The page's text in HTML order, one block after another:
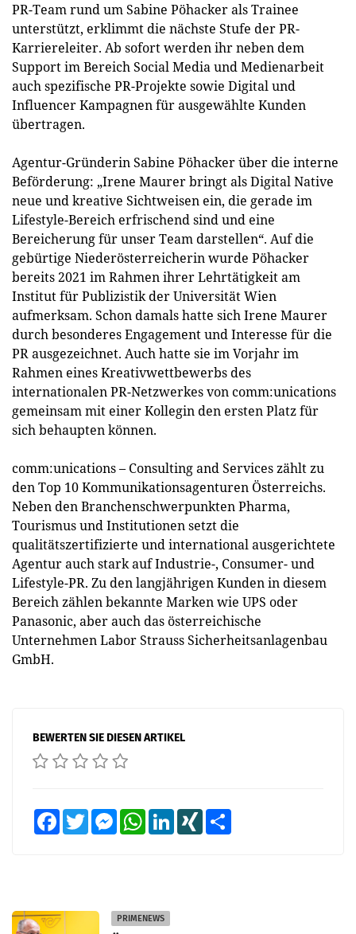
PR-Team rund um Sabine Pöhacker als Trainee
unterstützt, erklimmt die nächste Stufe der PR-
Karriereleiter. Ab sofort werden ihr neben dem
Support im Bereich Social Media und Medienarbeit
auch spezifische PR-Projekte sowie Digital und
Influencer Kampagnen für ausgewählte Kunden
übertragen.
Agentur-Gründerin Sabine Pöhacker über die interne
Beförderung: „Irene Maurer bringt als Digital Native
neue und kreative Sichtweisen ein, die gerade im
Lifestyle-Bereich erfrischend sind und eine
Bereicherung für unser Team darstellen“. Auf die
gebürtige Niederösterreicherin wurde Pöhacker
bereits 2021 im Rahmen ihrer Lehrtätigkeit am
Institut für Publizistik der Universität Wien
aufmerksam. Schon damals hatte sich Irene Maurer
durch besonderes Engagement und Interesse für die
PR ausgezeichnet. Auch hatte sie im Vorjahr im
Rahmen eines Kreativwettbewerbs des
internationalen PR-Netzwerkes von comm:unications
gemeinsam mit einer Kollegin den ersten Platz für
sich behaupten können.
comm:unications – Consulting and Services zählt zu
den Top 10 Kommunikationsagenturen Österreichs.
Neben den Branchenschwerpunkten Pharma,
Tourismus und Institutionen setzt die
qualitätszertifizierte und international ausgerichtete
Agentur auch stark auf Industrie-, Consumer- und
Lifestyle-PR. Zu den langjährigen Kunden in diesem
Bereich zählen bekannte Marken wie UPS oder
Panasonic, aber auch das österreichische
Unternehmen Labor Strauss Sicherheitsanlagenbau
GmbH.
BEWERTEN SIE DIESEN ARTIKEL
FacebookTwitter MessengerWhatsAppLinkedInXING
PRIMENEWS